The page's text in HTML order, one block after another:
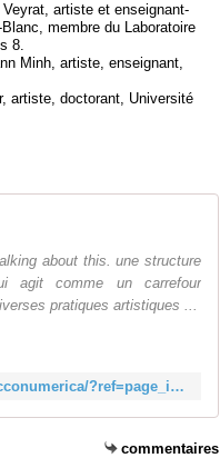
artiste et enseignant-
membre du Laboratoire
8.
Minh, artiste, enseignant,
doctorant, Université
about this. une structure
agit comme un carrefour
pratiques artistiques ...
https://www.facebook.com/morocconumerica/?ref=page_internal
commentaires